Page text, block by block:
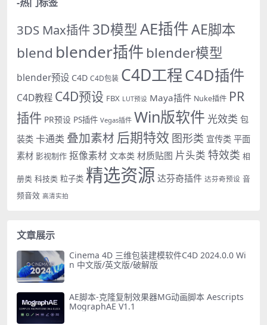
3DS Max插件3D模型AE插件AE脚本
blend blender插件 blender模型
blender预设 C4D C4D包装 C4D工程C4D插件
C4D教程 C4D预设 FBX LUT预设 Maya插件 Nuke插件 PR
插件 PR预设 PS插件 Vegas插件 Win版软件 光效类 包
装类 卡通类 叠加素材 后期特效 图形类 宣传类 平面
素材 影视制作 抠像素材 文本类 材质贴图 片头类 特效类 相
册类 科技类 粒子类 精选资源 达芬奇插件 达芬奇预设 音
频音效 高清实拍
文章展示
Cinema 4D 三维包装建模软件C4D 2024.0.0 Wi
n 中文版/英文版/破解版
AE脚本-克隆复制效果器MG动画脚本 Aescripts
MographAE V1.1